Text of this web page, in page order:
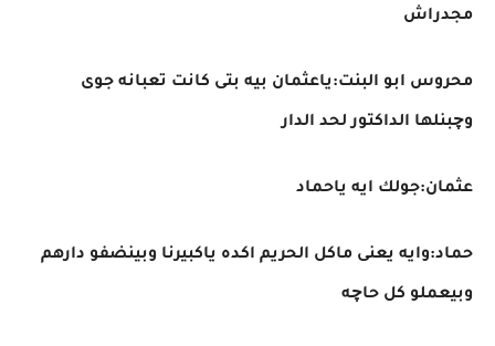
مجدراش
محروس ابو البنت:ياعثمان بيه بتى كانت تعبانه جوى
وچبنلها الداكتور لحد الدار
عثمان:جولك ايه ياحماد
حماد:وايه يعنى ماكل الحريم اكده ياكبيرنا وبينضفو دارهم
وبيعملو كل حاچه